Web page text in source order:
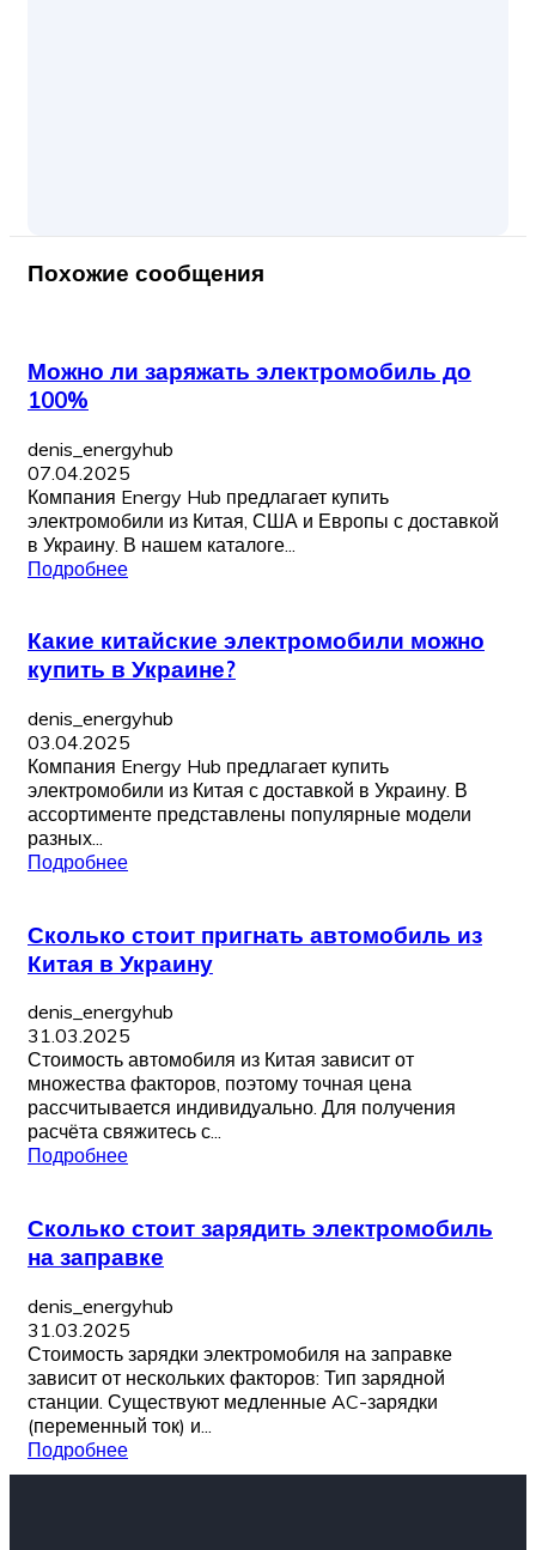
Похожие сообщения
Можно ли заряжать электромобиль до
100%
denis_energyhub
07.04.2025
Компания Energy Hub предлагает купить
электромобили из Китая, США и Европы с доставкой
в Украину. В нашем каталоге...
Подробнее
Какие китайские электромобили можно
купить в Украине?
denis_energyhub
03.04.2025
Компания Energy Hub предлагает купить
электромобили из Китая с доставкой в Украину. В
ассортименте представлены популярные модели
разных...
Подробнее
Сколько стоит пригнать автомобиль из
Китая в Украину
denis_energyhub
31.03.2025
Стоимость автомобиля из Китая зависит от
множества факторов, поэтому точная цена
рассчитывается индивидуально. Для получения
расчёта свяжитесь с...
Подробнее
Сколько стоит зарядить электромобиль
на заправке
denis_energyhub
31.03.2025
Стоимость зарядки электромобиля на заправке
зависит от нескольких факторов: Тип зарядной
станции. Существуют медленные AC-зарядки
(переменный ток) и...
Подробнее